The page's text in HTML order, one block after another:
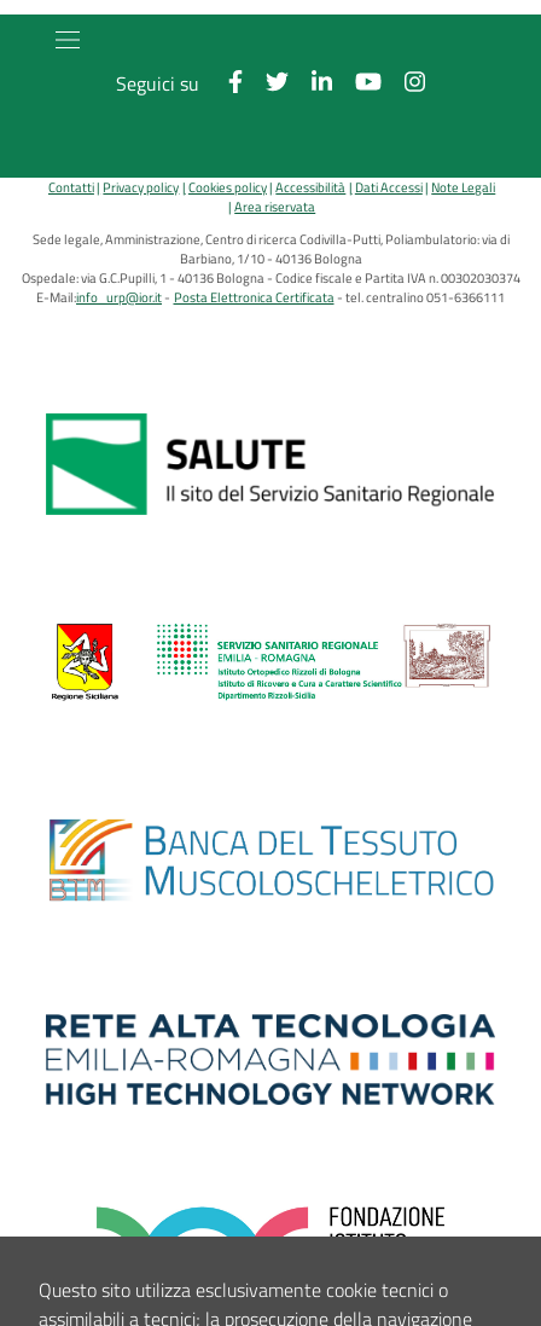
Seguici su
Contatti Privacy policy Cookies policy Accessibilità Dati Accessi Note Legali
Area riservata
Sede legale, Amministrazione, Centro di ricerca Codivilla-Putti, Poliambulatorio: via di
Barbiano, 1/10 - 40136 Bologna
Ospedale: via G.C.Pupilli, 1 - 40136 Bologna - Codice fiscale e Partita IVA n. 00302030374
E-Mail:info_urp@ior.it Posta Elettronica Certificata tel. centralino 051-6366111
Questo sito utilizza esclusivamente cookie tecnici o
assimilabili a tecnici; la prosecuzione della navigazione